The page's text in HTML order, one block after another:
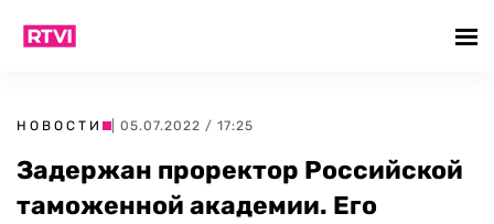
НОВОСТИ | 05.07.2022 / 17:25
Задержан проректор Российской
таможенной академии. Его